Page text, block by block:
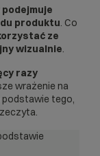
produktu. Co
ze
wizualnie.
razy
wrażenie na
podstawie tego,